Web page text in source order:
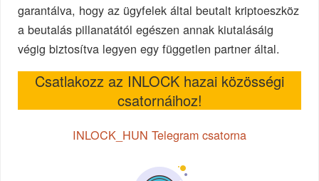
garantálva, hogy az ügyfelek által beutalt kriptoeszköz
a beutalás pillanatától egészen annak kiutalásáig
végig biztosítva legyen egy független partner által.
Csatlakozz az INLOCK hazai közösségi
csatornáihoz!
INLOCK_HUN Telegram csatorna